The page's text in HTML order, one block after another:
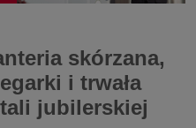
skórzana,
i trwała
jubilerskiej